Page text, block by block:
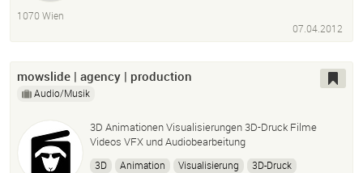
1070 Wien
07.04.2012
mowslide | agency | production
Audio/Musik
3D Animationen Visualisierungen 3D-Druck Filme
Videos VFX und Audiobearbeitung
3D Animation Visualisierung
3D-Druck